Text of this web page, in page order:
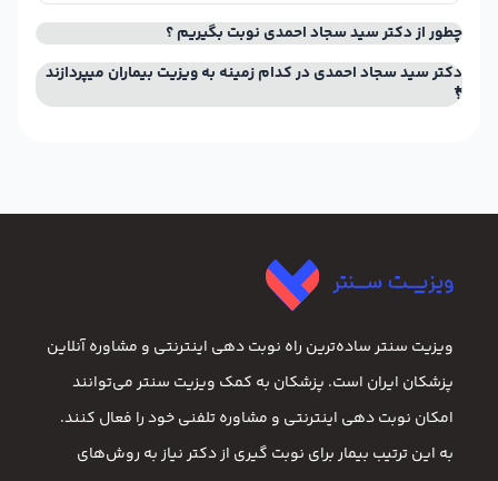
چطور از دکتر سید سجاد احمدی نوبت بگیریم ؟
دکتر سید سجاد احمدی در کدام زمینه به ویزیت بیماران میپردازند
؟
ویزیت سنتر ساده‌ترین راه نوبت‌ دهی اینترنتی و مشاوره آنلاین
پزشکان ایران است. پزشکان به کمک ویزیت سنتر می‌توانند
امکان نوبت دهی اینترنتی و مشاوره تلفنی خود را فعال کنند.
به این ترتیب بیمار برای نوبت گیری از دکتر نیاز به روش‌های